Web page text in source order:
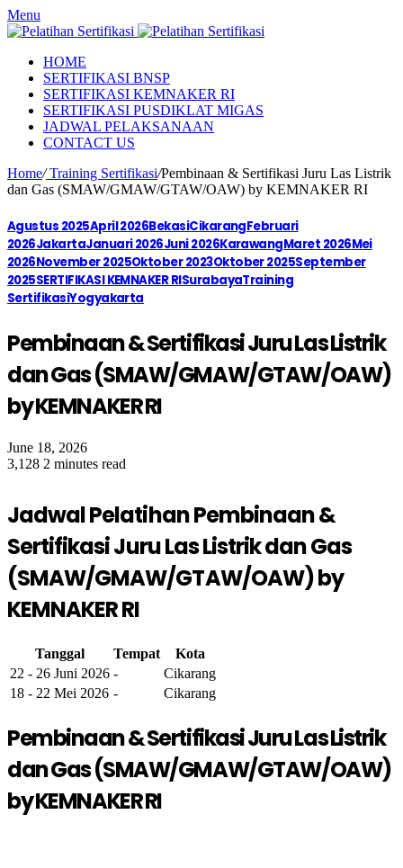
Menu
HOME
SERTIFIKASI BNSP
SERTIFIKASI KEMNAKER RI
SERTIFIKASI PUSDIKLAT MIGAS
JADWAL PELAKSANAAN
CONTACT US
Home/Training Sertifikasi/Pembinaan & Sertifikasi Juru Las Listrik
dan Gas (SMAW/GMAW/GTAW/OAW) by KEMNAKER RI
Agustus 2025April 2026BekasiCikarangFebruari
2026JakartaJanuari 2026Juni 2026KarawangMaret 2026Mei
2026November 2025Oktober 2023Oktober 2025September
2025SERTIFIKASI KEMNAKER RISurabayaTraining
SertifikasiYogyakarta
Pembinaan & Sertifikasi Juru Las Listrik
dan Gas (SMAW/GMAW/GTAW/OAW)
by KEMNAKER RI
June 18, 2026
3,128 2 minutes read
Jadwal Pelatihan Pembinaan &
Sertifikasi Juru Las Listrik dan Gas
(SMAW/GMAW/GTAW/OAW) by
KEMNAKER RI
Tanggal Tempat
Kota
22 - 26 Juni 2026 -
Cikarang
18 - 22 Mei 2026 - Cikarang
Pembinaan & Sertifikasi Juru Las Listrik
dan Gas (SMAW/GMAW/GTAW/OAW)
by KEMNAKER RI